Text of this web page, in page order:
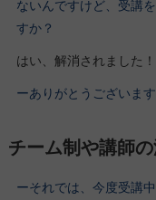
ないんですけど、受講
すか？
はい、解消されました！
ーありがとうございます
チーム制や講師
ーそれでは、今度受講